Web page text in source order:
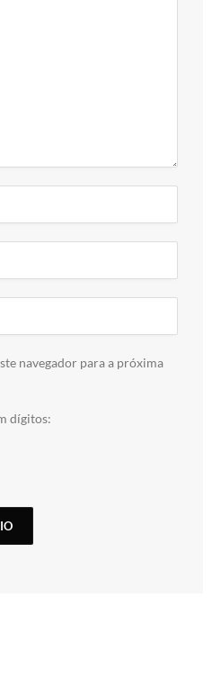
navegador para a próxima
dígitos: